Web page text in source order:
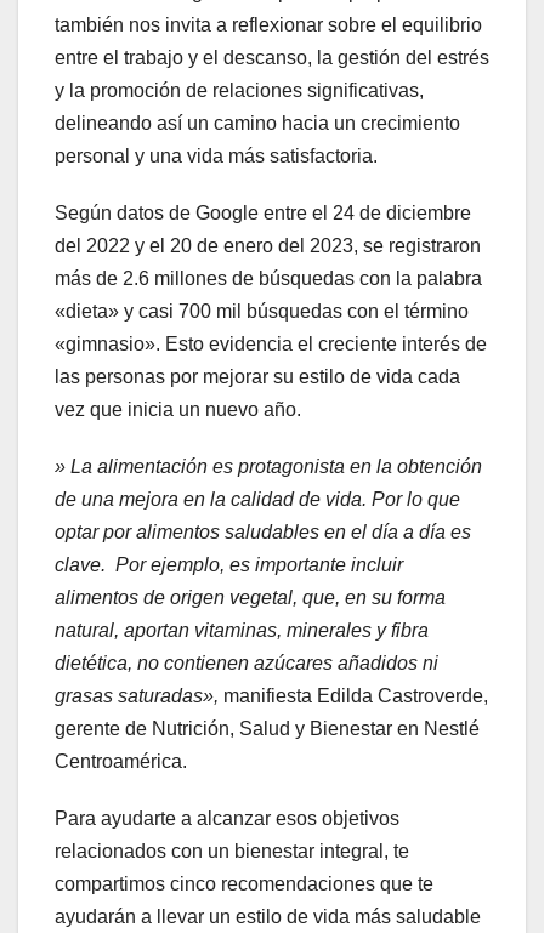
también nos invita a reflexionar sobre el equilibrio
entre el trabajo y el descanso, la gestión del estrés
y la promoción de relaciones significativas,
delineando así un camino hacia un crecimiento
personal y una vida más satisfactoria.
Según datos de Google entre el 24 de diciembre
del 2022 y el 20 de enero del 2023, se registraron
más de 2.6 millones de búsquedas con la palabra
«dieta» y casi 700 mil búsquedas con el término
«gimnasio». Esto evidencia el creciente interés de
las personas por mejorar su estilo de vida cada
vez que inicia un nuevo año.
» La alimentación es protagonista en la obtención
de una mejora en la calidad de vida. Por lo que
optar por alimentos saludables en el día a día es
clave. Por ejemplo, es importante incluir
alimentos de origen vegetal, que, en su forma
natural, aportan vitaminas, minerales y fibra
dietética, no contienen azúcares añadidos ni
grasas saturadas», manifiesta Edilda Castroverde,
gerente de Nutrición, Salud y Bienestar en Nestlé
Centroamérica.
Para ayudarte a alcanzar esos objetivos
relacionados con un bienestar integral, te
compartimos cinco recomendaciones que te
ayudarán a llevar un estilo de vida más saludable